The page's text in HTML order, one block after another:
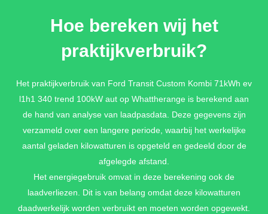
Hoe bereken wij het
praktijkverbruik?
Het praktijkverbruik van Ford Transit Custom Kombi 71kWh ev
l1h1 340 trend 100kW aut op Whattherange is berekend aan
de hand van analyse van laadpasdata. Deze gegevens zijn
verzameld over een langere periode, waarbij het werkelijke
aantal geladen kilowatturen is opgeteld en gedeeld door de
afgelegde afstand.
Het energiegebruik omvat in deze berekening ook de
laadverliezen. Dit is van belang omdat deze kilowatturen
daadwerkelijk worden verbruikt en moeten worden opgewekt.